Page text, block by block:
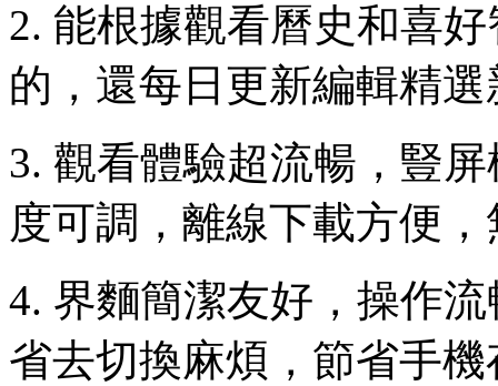
2. 能根據觀看曆史和喜
的，還每日更新編輯精
3. 觀看體驗超流暢，豎
度可調，離線下載方便
4. 界麵簡潔友好，操作
省去切換麻煩，節省手